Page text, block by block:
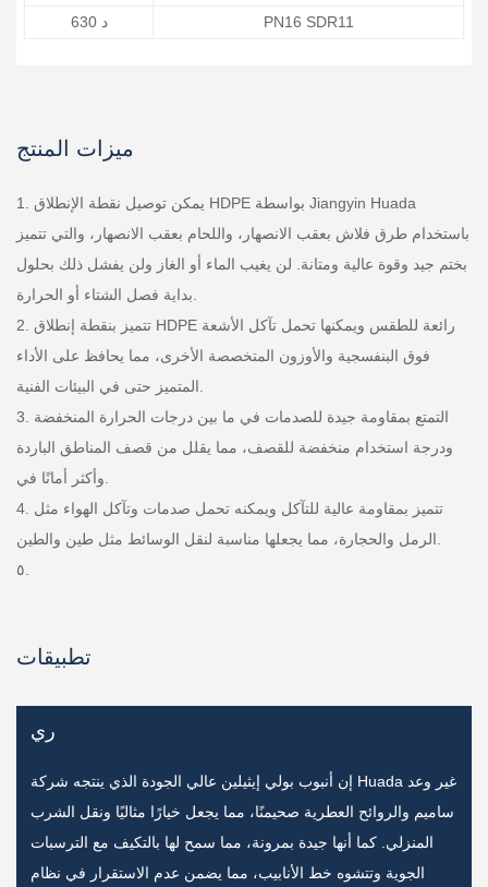
د 630
PN16 SDR11
ميزات المنتج
1. يمكن توصيل نقطة الإنطلاق HDPE بواسطة Jiangyin Huada
باستخدام طرق فلاش بعقب الانصهار، واللحام بعقب الانصهار، والتي تتميز
بختم جيد وقوة عالية ومتانة. لن يغيب الماء أو الغاز ولن يفشل ذلك بحلول
بداية فصل الشتاء أو الحرارة.
2. تتميز بنقطة إنطلاق HDPE رائعة للطقس ويمكنها تحمل تآكل الأشعة
فوق البنفسجية والأوزون المتخصصة الأخرى، مما يحافظ على الأداء
المتميز حتى في البيئات الفنية.
3. التمتع بمقاومة جيدة للصدمات في ما بين درجات الحرارة المنخفضة
ودرجة استخدام منخفضة للقصف، مما يقلل من قصف المناطق الباردة
وأكثر أمانًا في.
4. تتميز بمقاومة عالية للتآكل ويمكنه تحمل صدمات وتآكل الهواء مثل
الرمل والحجارة، مما يجعلها مناسبة لنقل الوسائط مثل طين والطين.
٥.
تطبيقات
ري
إن أنبوب بولي إيثيلين عالي الجودة الذي ينتجه شركة Huada غير وعد
ساميم والروائح العطرية صحيمنًا، مما يجعل خيارًا مثاليًا ونقل الشرب
المنزلي. كما أنها جيدة بمرونة، مما سمح لها بالتكيف مع الترسبات
الجوية وتتشوه خط الأنابيب، مما يضمن عدم الاستقرار في نظام